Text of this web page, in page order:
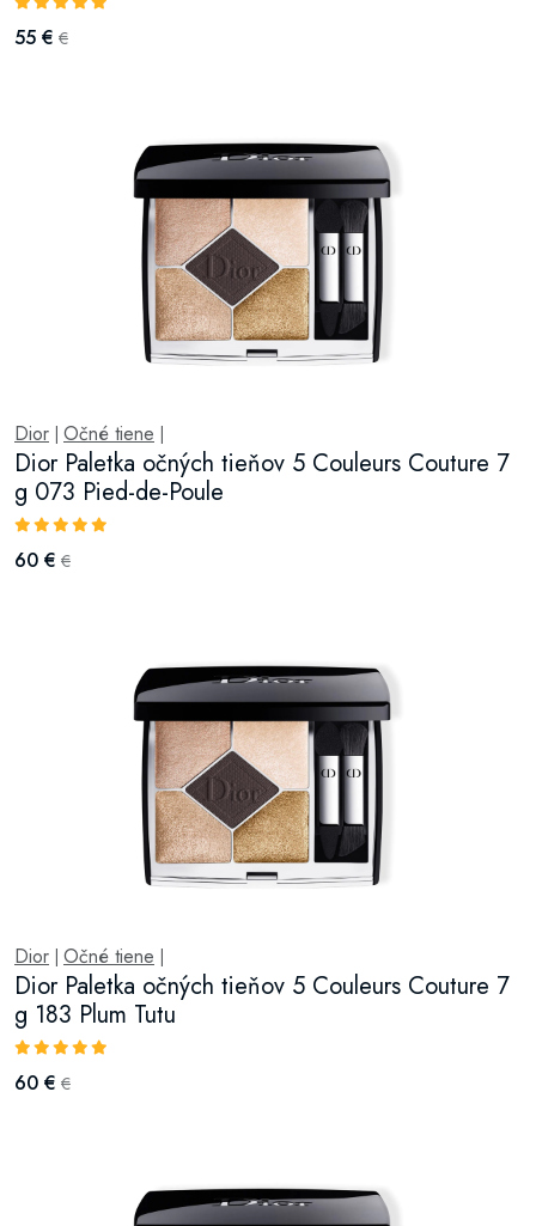
55 € €
Dior Očné tiene
Dior Paletka očných tieňov 5 Couleurs Couture 7
g 073 Pied-de-Poule
60 € €
Dior Očné tiene
Dior Paletka očných tieňov 5 Couleurs Couture 7
g 183 Plum Tutu
60 € €